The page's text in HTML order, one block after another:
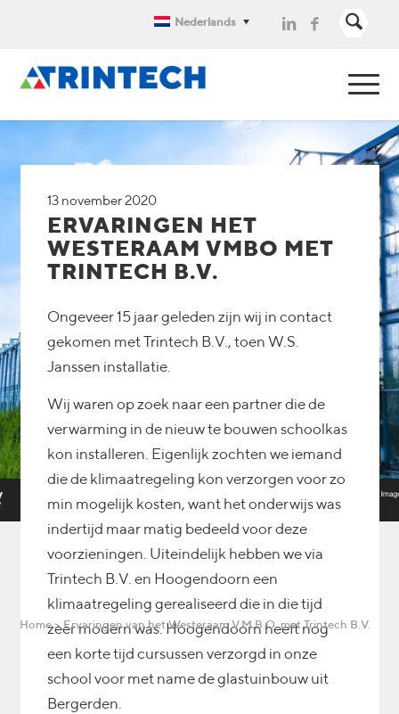
Nederlands
13 november 2020
ERVARINGEN HET
WESTERAAM VMBO MET
TRINTECH B.V.
Ongeveer 15 jaar geleden zijn wij in contact
gekomen met Trintech B.V., toen W.S.
Janssen installatie.
Wij waren op zoek naar een partner die de
verwarming in de nieuw te bouwen schoolkas
kon installeren. Eigenlijk zochten we iemand
die de klimaatregeling kon verzorgen voor zo
min mogelijk kosten, want het onderwijs was
indertijd maar matig bedeeld voor deze
voorzieningen. Uiteindelijk hebben we via
Trintech B.V. en Hoogendoorn een
klimaatregeling gerealiseerd die in die tijd
zeer modern was. Hoogendoorn heeft nog
een korte tijd cursussen verzorgd in onze
school voor met name de glastuinbouw uit
Bergerden.
Home>Ervaringen van het Westeraam V.M.B.O. met Trintech B.V.